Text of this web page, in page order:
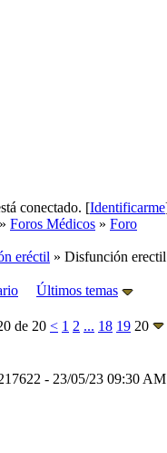
conectado. [Identificarme
» Foros Médicos » Foro
eréctil » Disfunción erectil
Últimos temas
de 20 < 1 2 ... 18 19 20
- 23/05/23 09:30 AM